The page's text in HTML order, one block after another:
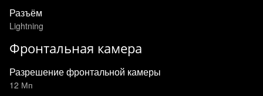
Разъём
Lightning
Фронтальная камера
Разрешение фронтальной камеры
12 Мп